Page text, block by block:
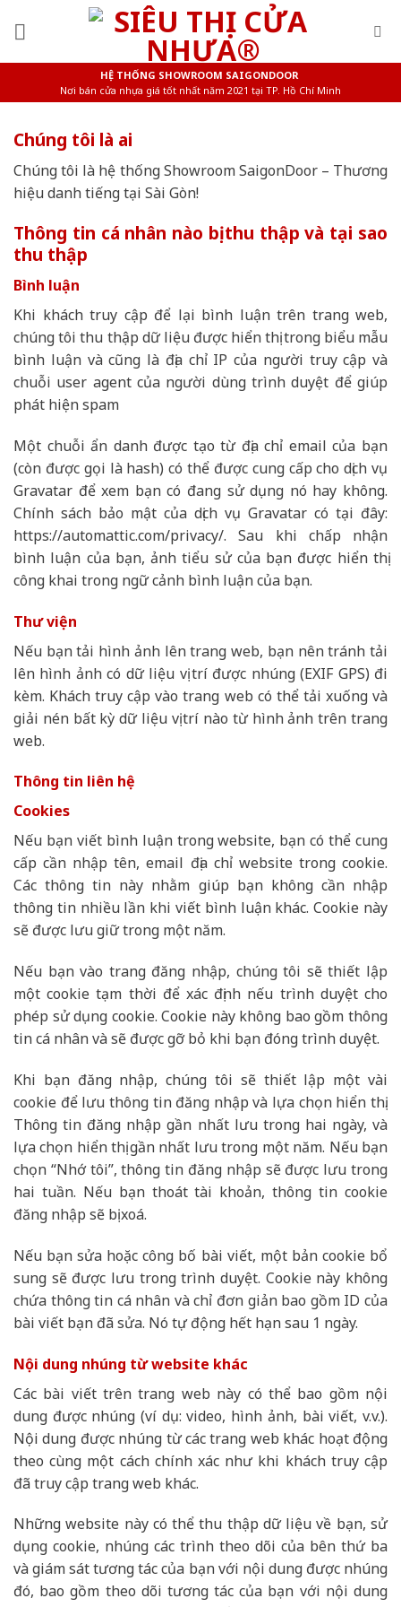
HỆ THỐNG SHOWROOM SAIGONDOOR
Nơi bán cửa nhựa giá tốt nhất năm 2021 tại TP. Hồ Chí Minh
Chúng tôi là ai
Chúng tôi là hệ thống Showroom SaigonDoor – Thương
hiệu danh tiếng tại Sài Gòn!
Thông tin cá nhân nào bị thu thập và tại sao
thu thập
Bình luận
Khi khách truy cập để lại bình luận trên trang web,
chúng tôi thu thập dữ liệu được hiển thị trong biểu mẫu
bình luận và cũng là địa chỉ IP của người truy cập và
chuỗi user agent của người dùng trình duyệt để giúp
phát hiện spam
Một chuỗi ẩn danh được tạo từ địa chỉ email của bạn
(còn được gọi là hash) có thể được cung cấp cho dịch vụ
Gravatar để xem bạn có đang sử dụng nó hay không.
Chính sách bảo mật của dịch vụ Gravatar có tại đây:
https://automattic.com/privacy/. Sau khi chấp nhận
bình luận của bạn, ảnh tiểu sử của bạn được hiển thị
công khai trong ngữ cảnh bình luận của bạn.
Thư viện
Nếu bạn tải hình ảnh lên trang web, bạn nên tránh tải
lên hình ảnh có dữ liệu vị trí được nhúng (EXIF GPS) đi
kèm. Khách truy cập vào trang web có thể tải xuống và
giải nén bất kỳ dữ liệu vị trí nào từ hình ảnh trên trang
web.
Thông tin liên hệ
Cookies
Nếu bạn viết bình luận trong website, bạn có thể cung
cấp cần nhập tên, email địa chỉ website trong cookie.
Các thông tin này nhằm giúp bạn không cần nhập
thông tin nhiều lần khi viết bình luận khác. Cookie này
sẽ được lưu giữ trong một năm.
Nếu bạn vào trang đăng nhập, chúng tôi sẽ thiết lập
một cookie tạm thời để xác định nếu trình duyệt cho
phép sử dụng cookie. Cookie này không bao gồm thông
tin cá nhân và sẽ được gỡ bỏ khi bạn đóng trình duyệt.
Khi bạn đăng nhập, chúng tôi sẽ thiết lập một vài
cookie để lưu thông tin đăng nhập và lựa chọn hiển thị.
Thông tin đăng nhập gần nhất lưu trong hai ngày, và
lựa chọn hiển thị gần nhất lưu trong một năm. Nếu bạn
chọn “Nhớ tôi”, thông tin đăng nhập sẽ được lưu trong
hai tuần. Nếu bạn thoát tài khoản, thông tin cookie
đăng nhập sẽ bị xoá.
Nếu bạn sửa hoặc công bố bài viết, một bản cookie bổ
sung sẽ được lưu trong trình duyệt. Cookie này không
chứa thông tin cá nhân và chỉ đơn giản bao gồm ID của
bài viết bạn đã sửa. Nó tự động hết hạn sau 1 ngày.
Nội dung nhúng từ website khác
Các bài viết trên trang web này có thể bao gồm nội
dung được nhúng (ví dụ: video, hình ảnh, bài viết, v.v.).
Nội dung được nhúng từ các trang web khác hoạt động
theo cùng một cách chính xác như khi khách truy cập
đã truy cập trang web khác.
Những website này có thể thu thập dữ liệu về bạn, sử
dụng cookie, nhúng các trình theo dõi của bên thứ ba
và giám sát tương tác của bạn với nội dung được nhúng
đó, bao gồm theo dõi tương tác của bạn với nội dung